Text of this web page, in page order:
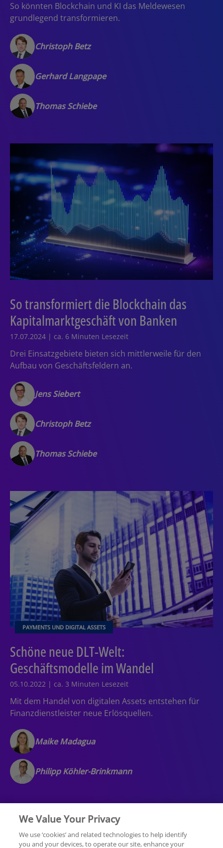
So könnten Blockchain und KI das Meldewesen
grundlegend transformieren.
Christoph Betz
Gerhard Langpape
Thomas Schiebe
So transformiert die Blockchain das
Kapitalmarktgeschäft von Banken
17.07.2024 | ca. 6 Minuten Lesezeit
Drei Einsatzgebiete bieten sich mittlerweile für den
Aufbau von Geschäftsfeldern an.
Jens Siebert
Christoph Betz
Thomas Schiebe
PAYMENTS UND DIGITAL ASSETS
Schöne neue DLT-Welt:
Geschäftsmodelle im Wandel
05.10.2022 | ca. 3 Minuten Lesezeit
Mit dem Handel von digitalen Assets entstehen für
Finanzdienstleister neue Erlösquellen.
Maike Madagua
Philipp Köhler-Brinkmann
We Value Your Privacy
We use ‘cookies’ and related technologies to help identify
you and your devices, to operate our site, enhance your